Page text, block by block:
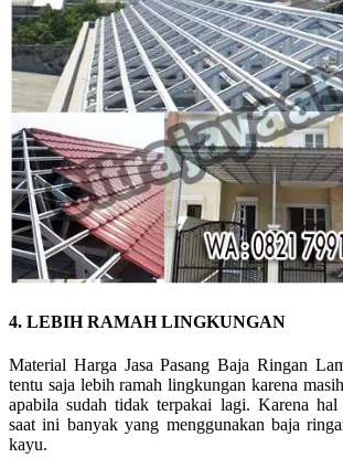
4. LEBIH RAMAH LINGKUNGAN
Material Harga Jasa Pasang Baja Ringan
tentu saja lebih ramah lingkungan karena
apabila sudah tidak terpakai lagi. Karena hal
saat ini banyak yang menggunakan baja
kayu.